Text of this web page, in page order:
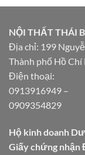
NỘI THẤT THÁI
Địa chỉ: 199
Thành phố Hồ
Điện thoại:
0913916949 –
0909354829
Hộ kinh doanh
Giấy chứng nhận